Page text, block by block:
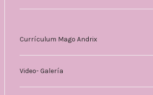
Currículum Mago Andrix
Video- Galería